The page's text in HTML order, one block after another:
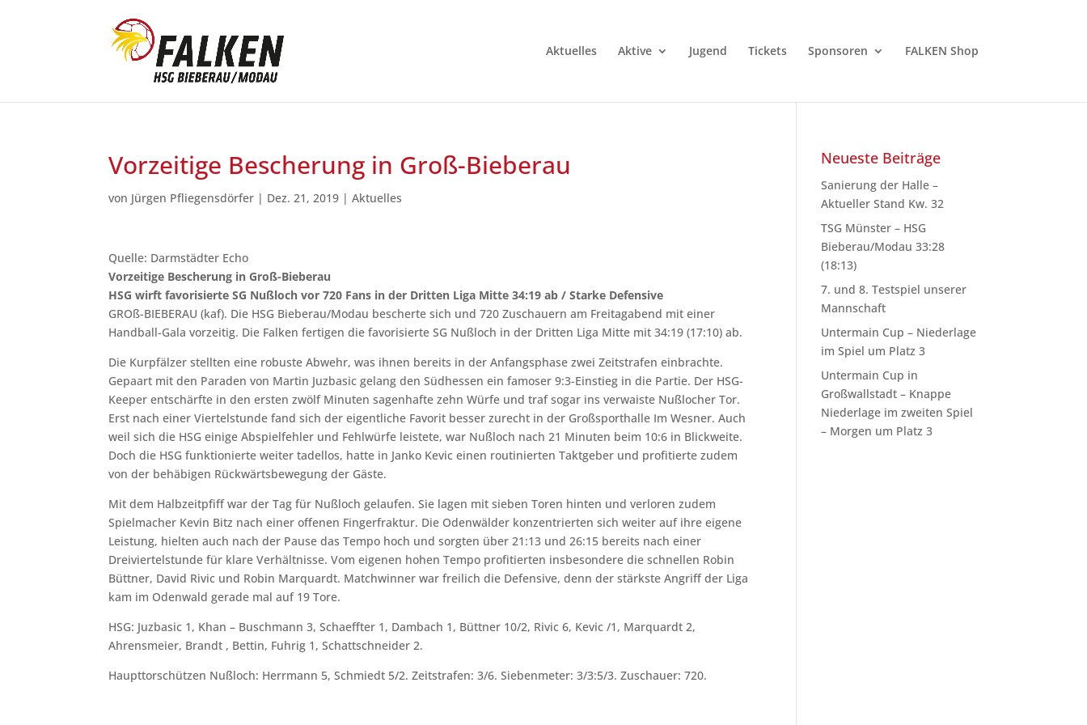
Aktuelles Aktive Jugend Tickets Sponsoren FALKEN Shop
Vorzeitige Bescherung in Groß-Bieberau
von Jürgen Pfliegensdörfer | Dez. 21, 2019 |Aktuelles
Quelle: Darmstädter Echo
Vorzeitige Bescherung in Groß-Bieberau
HSG wirft favorisierte SG Nußloch vor 720 Fans in der Dritten Liga Mitte 34:19 ab / Starke Defensive
GROß-BIEBERAU (kaf). Die HSG Bieberau/Modau bescherte sich und 720 Zuschauern am Freitagabend mit einer
Handball-Gala vorzeitig. Die Falken fertigen die favorisierte SG Nußloch in der Dritten Liga Mitte mit 34:19 (17:10) ab.
Die Kurpfälzer stellten eine robuste Abwehr, was ihnen bereits in der Anfangsphase zwei Zeitstrafen einbrachte.
Gepaart mit den Paraden von Martin Juzbasic gelang den Südhessen ein famoser 9:3-Einstieg in die Partie. Der HSG-
Keeper entschärfte in den ersten zwölf Minuten sagenhafte zehn Würfe und traf sogar ins verwaiste Nußlocher Tor.
Erst nach einer Viertelstunde fand sich der eigentliche Favorit besser zurecht in der Großsporthalle Im Wesner. Auch
weil sich die HSG einige Abspielfehler und Fehlwürfe leistete, war Nußloch nach 21 Minuten beim 10:6 in Blickweite.
Doch die HSG funktionierte weiter tadellos, hatte in Janko Kevic einen routinierten Taktgeber und profitierte zudem
von der behäbigen Rückwärtsbewegung der Gäste.
Mit dem Halbzeitpfiff war der Tag für Nußloch gelaufen. Sie lagen mit sieben Toren hinten und verloren zudem
Spielmacher Kevin Bitz nach einer offenen Fingerfraktur. Die Odenwälder konzentrierten sich weiter auf ihre eigene
Leistung, hielten auch nach der Pause das Tempo hoch und sorgten über 21:13 und 26:15 bereits nach einer
Dreiviertelstunde für klare Verhältnisse. Vom eigenen hohen Tempo profitierten insbesondere die schnellen Robin
Büttner, David Rivic und Robin Marquardt. Matchwinner war freilich die Defensive, denn der stärkste Angriff der Liga
kam im Odenwald gerade mal auf 19 Tore.
HSG: Juzbasic 1, Khan – Buschmann 3, Schaeffter 1, Dambach 1, Büttner 10/2, Rivic 6, Kevic /1, Marquardt 2,
Ahrensmeier, Brandt , Bettin, Fuhrig 1, Schattschneider 2.
Haupttorschützen Nußloch: Herrmann 5, Schmiedt 5/2. Zeitstrafen: 3/6. Siebenmeter: 3/3:5/3. Zuschauer: 720.
Neueste Beiträge
Sanierung der Halle –
Aktueller Stand Kw. 32
TSG Münster – HSG
Bieberau/Modau 33:28
(18:13)
7. und 8. Testspiel unserer
Mannschaft
Untermain Cup – Niederlage
im Spiel um Platz 3
Untermain Cup in
Großwallstadt – Knappe
Niederlage im zweiten Spiel
– Morgen um Platz 3